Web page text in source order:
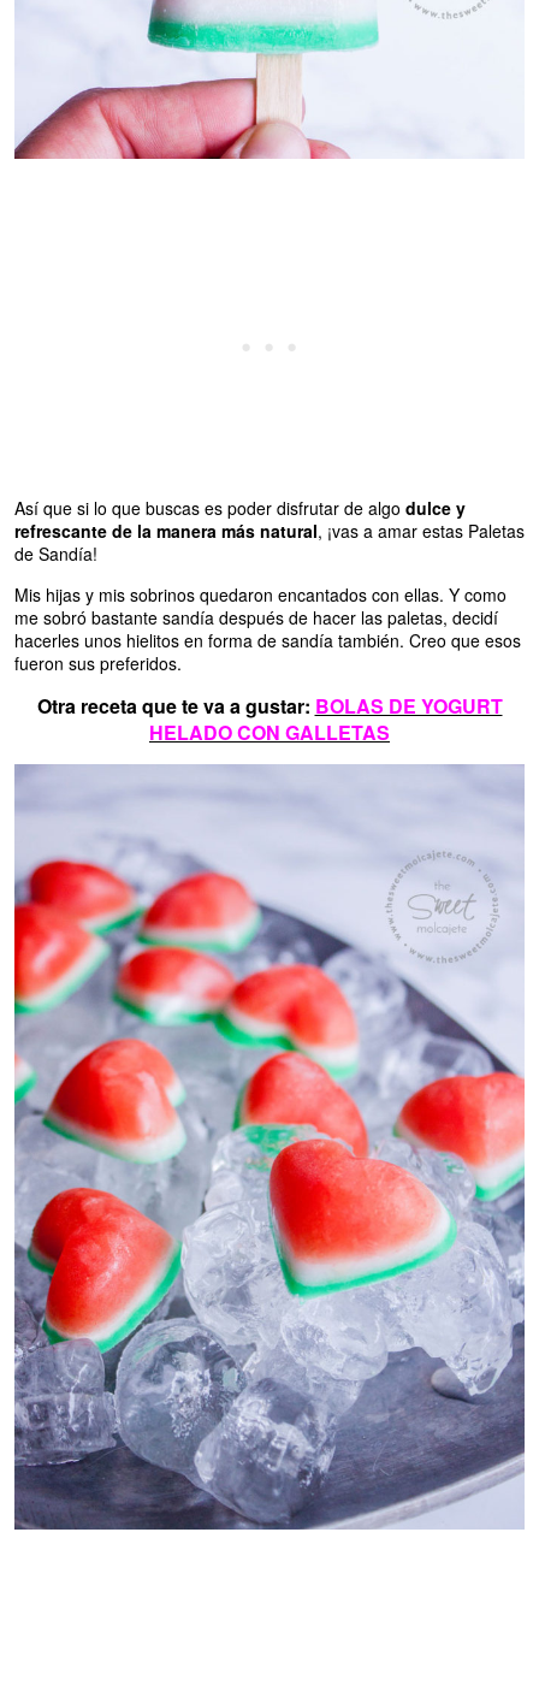
Así que si lo que buscas es poder disfrutar de algo dulce y
refrescante de la manera más natural, ¡vas a amar estas Paletas
de Sandía!
Mis hijas y mis sobrinos quedaron encantados con ellas. Y como
me sobró bastante sandía después de hacer las paletas, decidí
hacerles unos hielitos en forma de sandía también. Creo que esos
fueron sus preferidos.
Otra receta que te va a gustar: BOLAS DE YOGURT
HELADO CON GALLETAS